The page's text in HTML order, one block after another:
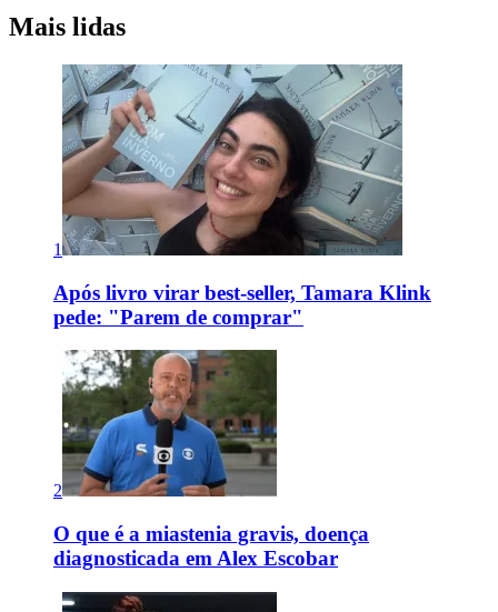
Mais lidas
1
Após livro virar best-seller, Tamara Klink
pede: "Parem de comprar"
2
O que é a miastenia gravis, doença
diagnosticada em Alex Escobar